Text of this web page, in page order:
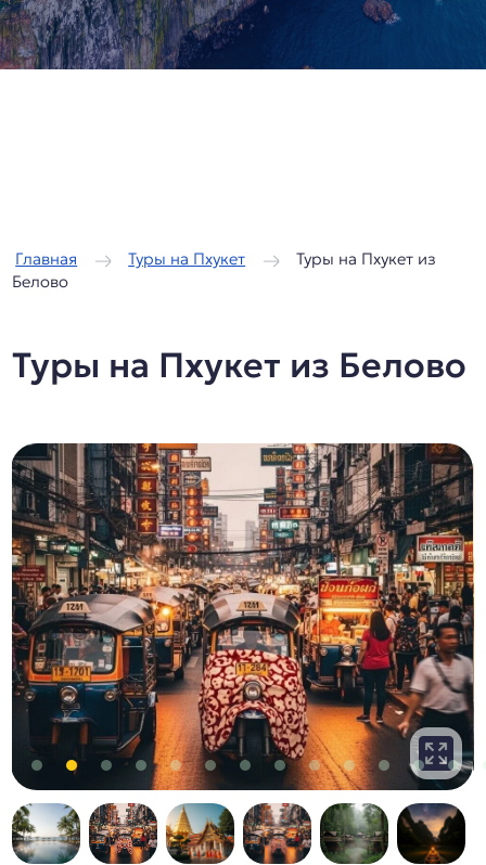
Главная / Туры на Пхукет /
Туры на Пхукет из
Белово
Туры на Пхукет из Белово